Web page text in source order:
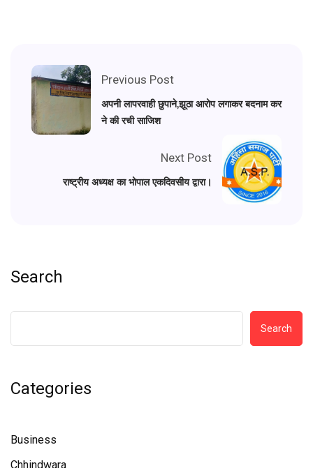
Previous Post
अपनी लापरवाही छुपाने,झूठा आरोप लगाकर बदनाम कर
ने की रची साजिश
Next Post
राष्ट्रीय अध्यक्ष का भोपाल एकदिवसीय द्वारा।
Search
Search
Categories
Business
Chhindwara